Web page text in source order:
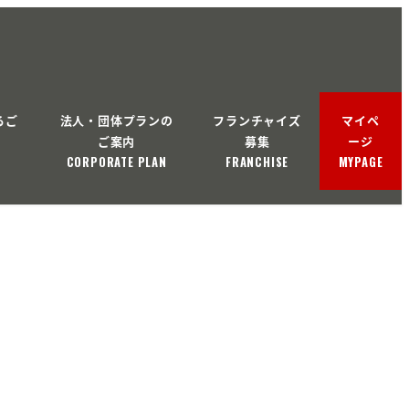
ご
法人・団体プランの
ご案内
CORPORATE PLAN
フランチャイズ
募集
FRANCHISE
マイペ
ージ
MYPAGE